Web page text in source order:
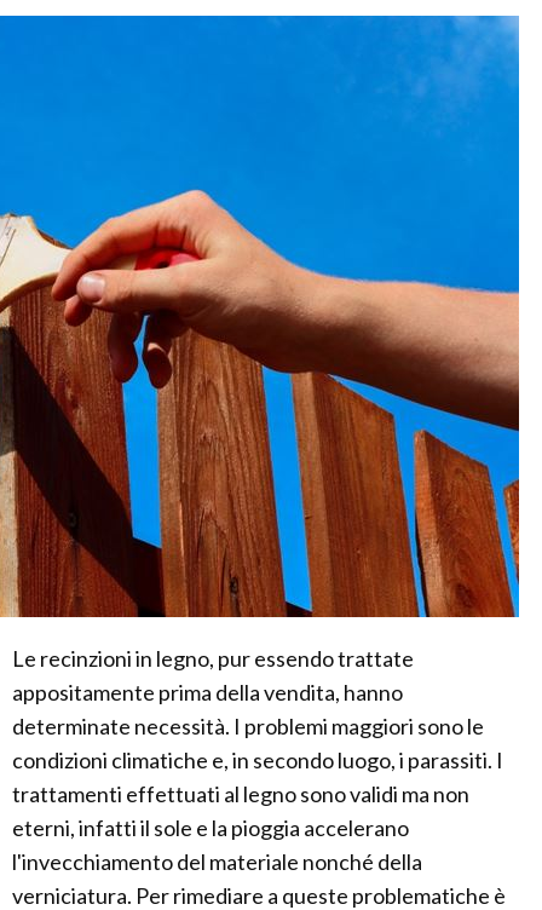
Le recinzioni in legno, pur essendo trattate
appositamente prima della vendita, hanno
determinate necessità. I problemi maggiori sono le
condizioni climatiche e, in secondo luogo, i parassiti. I
trattamenti effettuati al legno sono validi ma non
eterni, infatti il sole e la pioggia accelerano
l'invecchiamento del materiale nonché della
verniciatura. Per rimediare a queste problematiche è